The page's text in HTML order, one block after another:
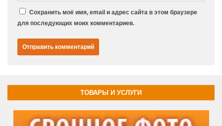
Сохранить моё имя, email и адрес сайта в этом браузере
для последующих моих комментариев.
ТОВАРЫ И УСЛУГИ